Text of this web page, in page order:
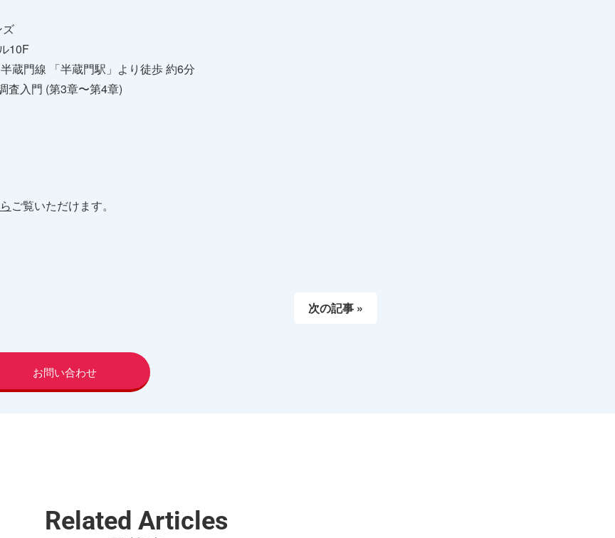
ズ
10F
蔵門線 「半蔵門駅」より徒歩 約6分
査入門 (第3章〜第4章)
ご覧いただけます。
次の記事 »
お問い合わせ
Related Articles